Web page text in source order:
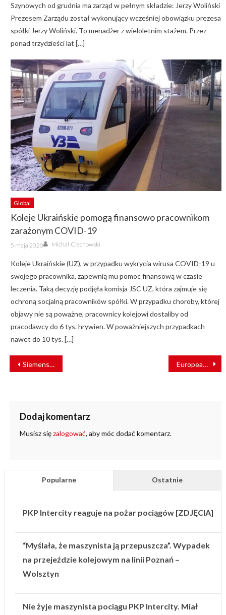
Szynowych od grudnia ma zarząd w pełnym składzie: Jerzy Woliński
Prezesem Zarządu został wykonujący wcześniej obowiązku prezesa
spółki Jerzy Woliński. To menadżer z wieloletnim stażem. Przez
ponad trzydzieści lat […]
Global
Koleje Ukraińskie pomogą finansowo pracownikom
zarażonym COVID-19
Posted
on
5 maja 2020 Author
Michał Ciechowski
Koleje Ukraińskie (UZ), w przypadku wykrycia wirusa COVID-19 u
swojego pracownika, zapewnią mu pomoc finansową w czasie
leczenia. Taką decyzję podjęła komisja JSC UZ, która zajmuje się
ochroną socjalną pracowników spółki. W przypadku choroby, której
objawy nie są poważne, pracownicy kolejowi dostaliby od
pracodawcy do 6 tys. hrywien. W poważniejszych przypadkach
nawet do 10 tys. […]
NAWIGACJA
WPISU
Siemens ostatecznie wygrywa w szwajcarskim przetargu na piętrowe EZT European Loc Pool ze srebrnym ratingiem EcoVadis
Dodaj komentarz
Musisz sięzalogować, aby móc dodać komentarz.
Popularne Ostatnie
PKP Intercity reaguje na pożar pociągów [ZDJĘCIA]
“Myślała, że maszynista ją przepuszcza”. Wypadek
na przejeździe kolejowym na linii Poznań –
Wolsztyn
Nie żyje maszynista pociągu PKP Intercity. Miał